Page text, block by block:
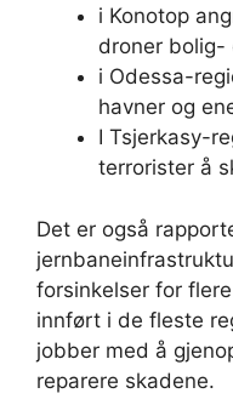
i Konotop
droner bolig-
i Odessa-
havner og
I Tsjerkasy-
terrorister å
Det er også
forsinkelser for
innført i de fleste
jobber med å
reparere skadene.